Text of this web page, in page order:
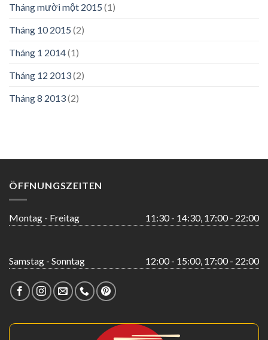
Tháng mười một 2015 (1)
Tháng 10 2015 (2)
Tháng 1 2014(1)
Tháng 12 2013(2)
Tháng 8 2013(2)
ÖFFNUNGSZEITEN
Montag - Freitag 11:30 - 14:30, 17:00 - 22:00
Samstag - Sonntag 12:00 - 15:00, 17:00 - 22:00